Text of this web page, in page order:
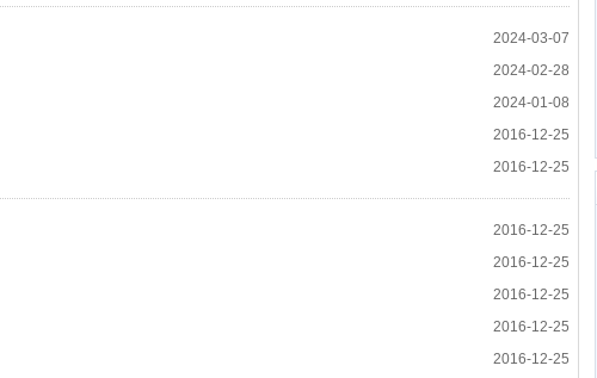
2024-03-07
2024-02-28
2024-01-08
2016-12-25
2016-12-25
2016-12-25
2016-12-25
2016-12-25
2016-12-25
2016-12-25